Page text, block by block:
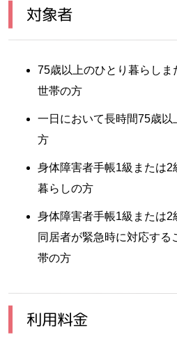
対象者
75歳以上のひとり暮らし
世帯の方
一日において長時間75歳以
方
身体障害者手帳1級または2
暮らしの方
身体障害者手帳1級または2
同居者が緊急時に対応する
帯の方
利用料金